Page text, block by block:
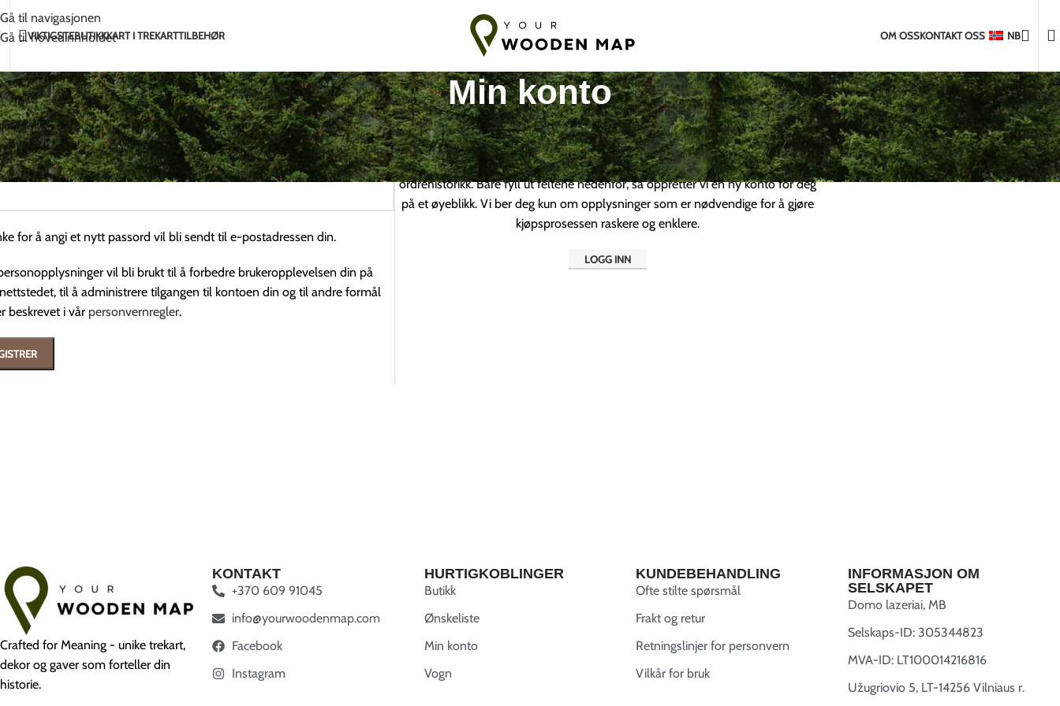
Gå til navigasjonen
Gå til hovedinnholdet
Håndlaget med kjærlighet i Litauen 7-14 dagers frakt til EU
VIKTIGSTEBUTIKKKART I TREKARTTILBEHØR OM OSSKONTAKT OSS NB
Min konto
*
for å angi et nytt passord vil bli sendt til e-postadressen din.
vil bli brukt til å forbedre brukeropplevelsen din på
til å administrere tilgangen til kontoen din og til andre formål
beskrevet i vår personvernregler.
Logg inn
Ved å registrere deg på dette nettstedet får du tilgang til ordrestatus og
ordrehistorikk. Bare fyll ut feltene nedenfor, så oppretter vi en ny konto for deg
på et øyeblikk. Vi ber deg kun om opplysninger som er nødvendige for å gjøre
kjøpsprosessen raskere og enklere.
LOGG INN
Crafted for Meaning - unike trekart,
dekor og gaver som forteller din
historie.
KONTAKT
+370 609 91045
info@yourwoodenmap.com
Facebook
Instagram
HURTIGKOBLINGER
Butikk
Ønskeliste
Min konto
Vogn
KUNDEBEHANDLING
Ofte stilte spørsmål
Frakt og retur
Retningslinjer for personvern
Vilkår for bruk
INFORMASJON OM
SELSKAPET
Domo lazeriai, MB
Selskaps-ID: 305344823
MVA-ID: LT100014216816
Užugriovio 5, LT-14256 Vilniaus r.